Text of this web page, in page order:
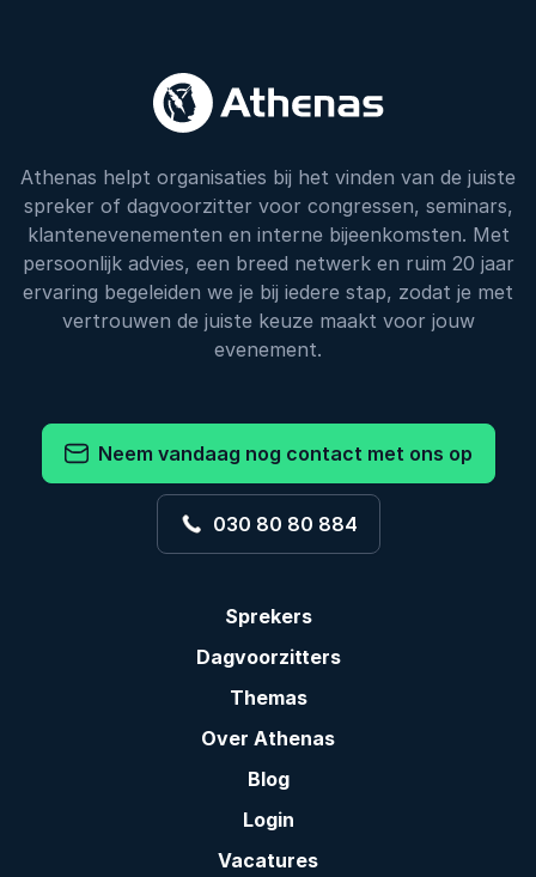
Athenas helpt organisaties bij het vinden van de juiste
spreker of dagvoorzitter voor congressen, seminars,
klantenevenementen en interne bijeenkomsten. Met
persoonlijk advies, een breed netwerk en ruim 20 jaar
ervaring begeleiden we je bij iedere stap, zodat je met
vertrouwen de juiste keuze maakt voor jouw
evenement.
Neem vandaag nog contact met ons op
030 80 80 884
Sprekers
Dagvoorzitters
Themas
Over Athenas
Blog
Login
Vacatures